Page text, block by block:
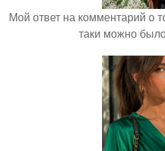
Мой ответ на комментарий о
таки можно